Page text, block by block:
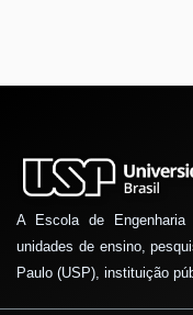
A Escola de
unidades de ensino,
Paulo (USP), instituição